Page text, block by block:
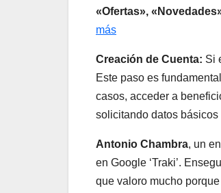
«Ofertas»,
más
Creación de Cuenta: Si
Este paso es
casos, acceder a
solicitando datos
Antonio Chambra, un
en Google ‘Traki’.
que valoro mucho